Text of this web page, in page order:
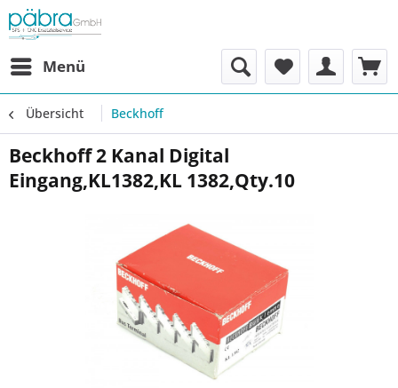
Menü
Übersicht Beckhoff
Beckhoff 2 Kanal Digital
Eingang,KL1382,KL 1382,Qty.10